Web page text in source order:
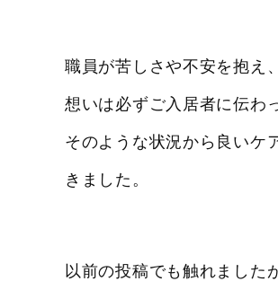
職員が苦しさや不安を抱え
想いは必ずご入居者に伝わ
そのような状況から良いケ
きました。
以前の投稿でも触れました